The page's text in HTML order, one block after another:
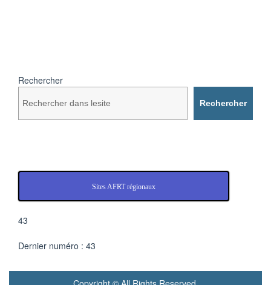
Rechercher
Rechercher
Sites AFRT régionaux
43
Dernier numéro : 43